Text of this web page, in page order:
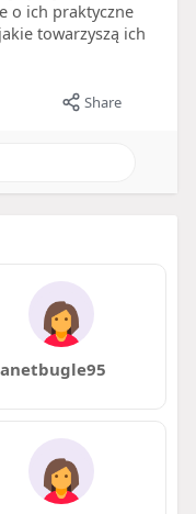
o ich praktyczne
towarzyszą ich
Share